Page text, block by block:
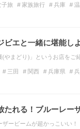
子旅 家族旅行 兵庫
ビエと一緒に堪能し
やまどり)」というお店をご
三田 関西 兵庫県
たれる！ブルーレー
ザービームが超かっこいい